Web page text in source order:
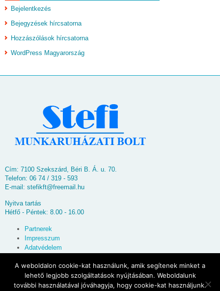
Bejelentkezés
Bejegyzések hírcsatorna
Hozzászólások hírcsatorna
WordPress Magyarország
Cím: 7100 Szekszárd, Béri B. Á. u. 70.
Telefon: 06 74 / 319 - 593
E-mail: stefikft@freemail.hu
Nyitva tartás
Hétfő - Péntek: 8.00 - 16.00
Partnerek
Impresszum
Adatvédelem
© 2026Stefi Munkaruházati Bolt
A weboldalon cookie-kat használunk, amik segítenek minket a
lehető legjobb szolgáltatások nyújtásában. Weboldalunk
további használatával jóváhagyja, hogy cookie-kat használjunk.